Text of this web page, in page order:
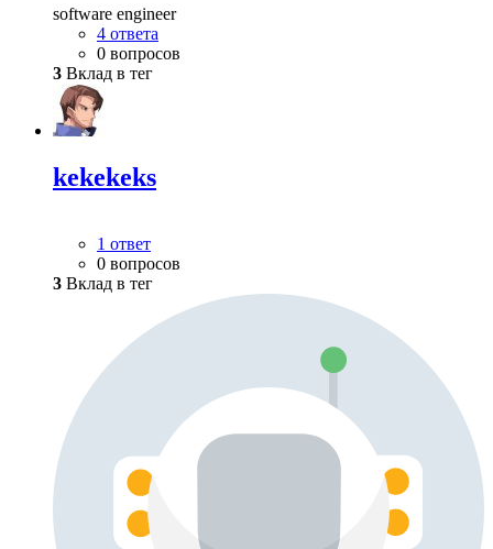
software engineer
4 ответа
0 вопросов
3 Вклад в тег
kekekeks
1 ответ
0 вопросов
3 Вклад в тег